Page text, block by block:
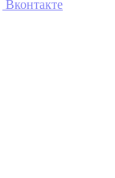
Вконтакте